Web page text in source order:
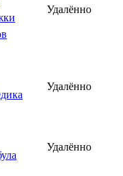
Удалённо
Удалённо
Удалённо